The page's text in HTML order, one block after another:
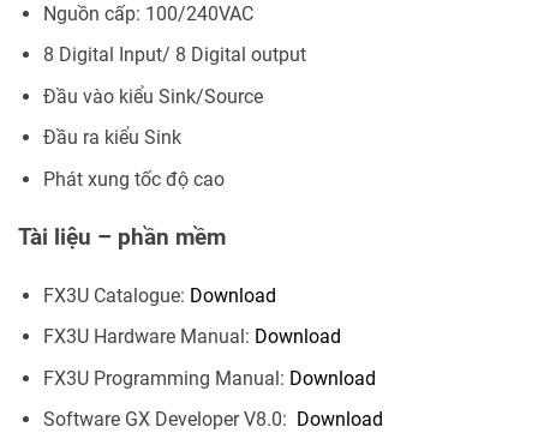
Nguồn cấp: 100/240VAC
8 Digital Input/ 8 Digital output
Đầu vào kiểu Sink/Source
Đầu ra kiểu Sink
Phát xung tốc độ cao
Tài liệu – phần mềm
FX3U Catalogue: Download
FX3U Hardware Manual: Download
FX3U Programming Manual: Download
Software GX Developer V8.0: Download